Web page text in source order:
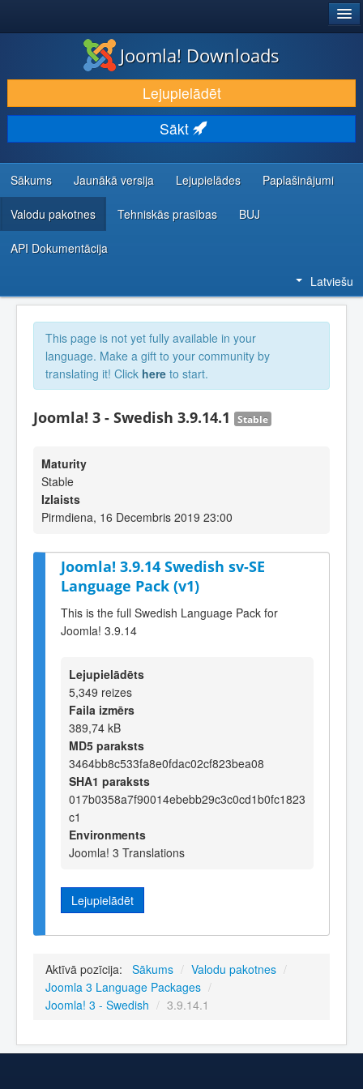
LEJUPIELĀDĒT UN PAPLAŠINĀT
ATKLĀJ UN IEMĀCIES
KOPIENA UN ATBALSTS
IZSTRĀDĀTĀJU RESURSI
Joomla! Downloads
Lejupielādēt
Sākt
Sākums Jaunākā versija Lejupielādes Paplašinājumi
Valodu pakotnes Tehniskās prasības BUJ
API Dokumentācija
Latviešu
This page is not yet fully available in your
language. Make a gift to your community by
translating it! Click here to start.
Joomla! 3 - Swedish 3.9.14.1 Stable
Maturity
Stable
Izlaists
Pirmdiena, 16 Decembris 2019 23:00
Joomla! 3.9.14 Swedish sv-SE
Language Pack (v1)
This is the full Swedish Language Pack for
Joomla! 3.9.14
Lejupielādēts
5,349 reizes
Faila izmērs
389,74 kB
MD5 paraksts
3464bb8c533fa8e0fdac02cf823bea08
SHA1 paraksts
017b0358a7f90014ebebb29c3c0cd1b0fc1823
c1
Environments
Joomla! 3 Translations
Lejupielādēt
Aktīvā pozīcija: Sākums / Valodu pakotnes /
Joomla 3 Language Packages /
Joomla! 3 - Swedish / 3.9.14.1